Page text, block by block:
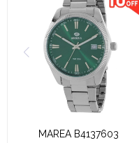
MAREA B4137603